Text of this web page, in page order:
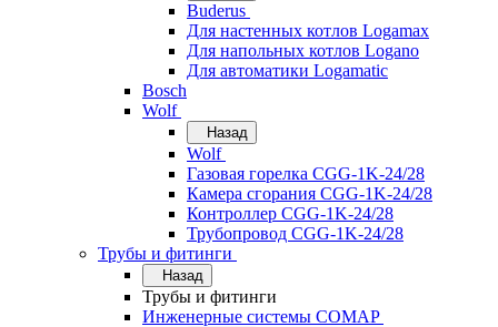
Buderus
Для настенных котлов Logamax
Для напольных котлов Logano
Для автоматики Logamatic
Bosch
Wolf
Назад
Wolf
Газовая горелка CGG-1K-24/28
Камера сгорания CGG-1K-24/28
Контроллер CGG-1K-24/28
Трубопровод CGG-1K-24/28
Трубы и фитинги
Назад
Трубы и фитинги
Инженерные системы COMAP